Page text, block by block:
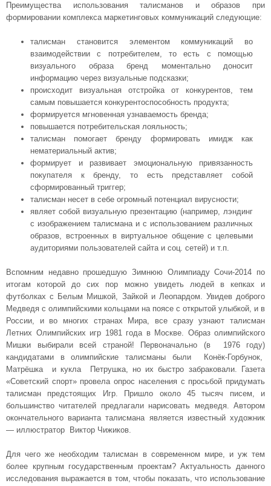
Преимущества использования талисманов и образов при
формировании комплекса маркетинговых коммуникаций следующие:
талисман становится элементом коммуникаций во
взаимодействии с потребителем, то есть с помощью
визуального образа бренд моментально доносит
информацию через визуальные подсказки;
происходит визуальная отстройка от конкурентов, тем
самым повышается конкурентоспособность продукта;
формируется мгновенная узнаваемость бренда;
повышается потребительская лояльность;
талисман помогает бренду формировать имидж как
нематериальный актив;
формирует и развивает эмоциональную привязанность
покупателя к бренду, то есть представляет собой
сформированный триггер;
талисман несет в себе огромный потенциал вирусности;
являет собой визуальную презентацию (например, лэндинг
с изображением талисмана и с использованием различных
образов, встроенных в виртуальное общение с целевыми
аудиториями пользователей сайта и соц. сетей) и т.п.
Вспомним недавно прошедшую Зимнюю Олимпиаду Сочи-2014 по
итогам которой до сих пор можно увидеть людей в кепках и
футболках с Белым Мишкой, Зайкой и Леопардом. Увидев доброго
Медведя с олимпийскими кольцами на поясе с открытой улыбкой, и в
России, и во многих странах Мира, все сразу узнают талисман
Летних Олимпийских игр 1981 года в Москве. Образ олимпийского
Мишки выбирали всей страной! Первоначально (в 1976 году)
кандидатами в олимпийские талисманы были Конёк-Горбунок,
Матрёшка и кукла Петрушка, но их быстро забраковали. Газета
«Советский спорт» провела опрос населения с просьбой придумать
талисман предстоящих Игр. Пришло около 45 тысяч писем, и
большинство читателей предлагали нарисовать медведя. Автором
окончательного варианта талисмана является известный художник
— иллюстратор Виктор Чижиков.
Для чего же необходим талисман в современном мире, и уж тем
более крупным государственным проектам? Актуальность данного
исследования выражается в том, чтобы показать, что использование